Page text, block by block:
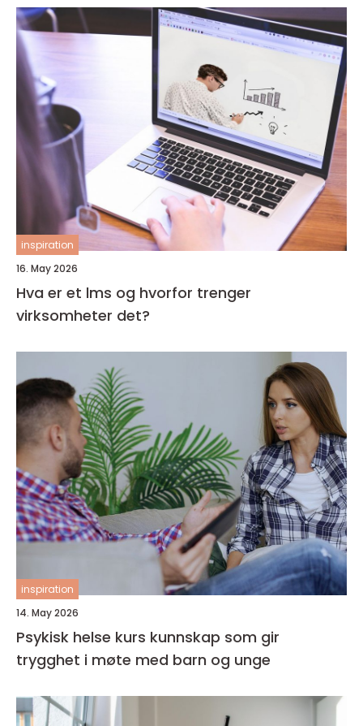
inspiration
16. May 2026
Hva er et lms og hvorfor trenger
virksomheter det?
inspiration
14. May 2026
Psykisk helse kurs kunnskap som gir
trygghet i møte med barn og unge